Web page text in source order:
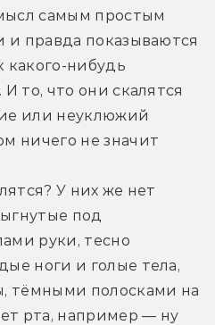
самым простым
и правда показываются
какого-нибудь
то, что они скалятся
или неуклюжий
ничего не значит
У них же нет
под
руки, тесно
ноги и голые тела,
тёмными полосками на
рта, например — ну